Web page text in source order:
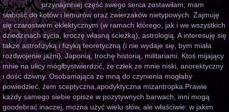
przynajmniej część swego serca zostawiłam; mam
słabość do kotów i lemurów oraz zwierzaków nietypowych. Zajmuję
się czarostwem eklektycznym (w ramach którego, jak i we wszystkich
dziedzinach życia, kroczę własną ścieżką), astrologią. A interesuję się
także astrofizyką i fizyką teoretyczną (i nie wydaje się, bym miała
rozdwojenie jaźni), Japonią, trochę historią, militariami. Ktoś mijający
mnie na ulicy mógłbystwierdzić, że człek ze mnie niski, anorektyczny
i dość dziwny. Osobamająca ze mną do czynienia mogłaby
powiedzieć, żem sceptyczna,apodyktyczna mizantropka.Prawie
każdy samego siebie opisze w pozytywnych barwach, inni mogą
goodebrać inaczej, można użyć wielu słów, ale właściwie: w jakim